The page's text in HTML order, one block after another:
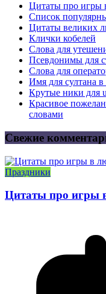
Цитаты про игры
Список
Цитаты великих
Клички кобелей
Слова для
Псевдонимы для
Слова для
Имя для султана
Крутые ники для
Красивое
словами
Свежие
Праздники
Цитаты про игры